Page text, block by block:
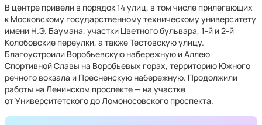
В центре привели в порядок 14 улиц, в том числе прилегающих
к Московскому государственному техническому университету
имени Н.Э. Баумана, участки Цветного бульвара, 1-й и 2-й
Колобовские переулки, а также Тестовскую улицу.
Благоустроили Воробьевскую набережную и Аллею
Спортивной Славы на Воробьевых горах, территорию Южного
речного вокзала и Пресненскую набережную. Продолжили
работы на Ленинском проспекте — на участке
от Университетского до Ломоносовского проспекта.